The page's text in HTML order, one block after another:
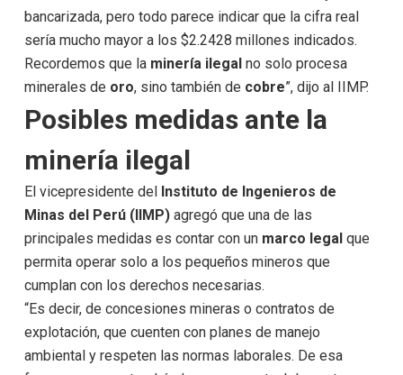
bancarizada, pero todo parece indicar que la cifra real
sería mucho mayor a los $2.2428 millones indicados.
Recordemos que la minería ilegal no solo procesa
minerales de oro, sino también de cobre”, dijo al IIMP.
Posibles medidas ante la
minería ilegal
El vicepresidente del Instituto de Ingenieros de
Minas del Perú (IIMP) agregó que una de las
principales medidas es contar con un marco legalque
permita operar solo a los pequeños mineros que
cumplan con los derechos necesarias.
“Es decir, de concesiones mineras o contratos de
explotación, que cuenten con planes de manejo
ambiental y respeten las normas laborales. De esa